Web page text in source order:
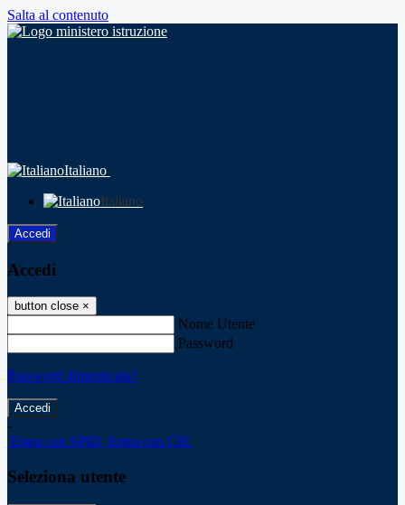
Salta al contenuto
Italiano
Italiano
Accedi
Accedi
button close ×
Nome Utente
Password
Password dimenticata?
-
Entra con SPID Entra con CIE
Seleziona utente